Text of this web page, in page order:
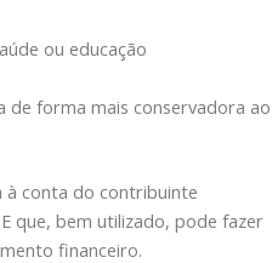
ou educação
de forma mais conservadora ao
à conta do contribuinte
que, bem utilizado, pode fazer
financeiro.